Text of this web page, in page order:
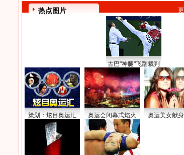
热点图片
古巴"神腿"飞踹裁判
策划：炫目奥运汇 奥运会闭幕式焰火 奥运美女献